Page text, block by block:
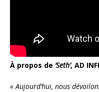
À propos de ‘Seth’, AD
« Aujourd’hui, nous